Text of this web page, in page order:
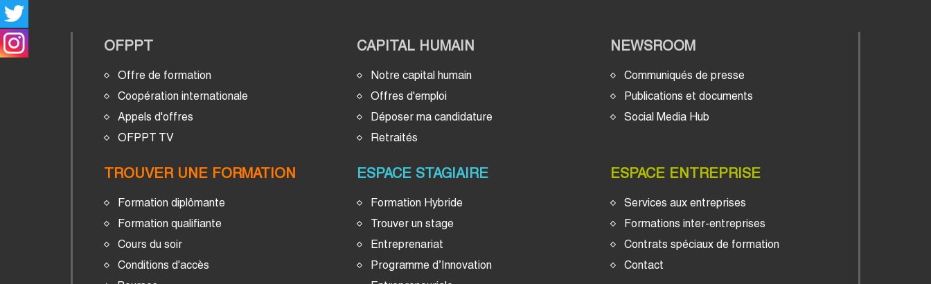
OFPPT
Offre de formation
Coopération internationale
Appels d'offres
OFPPT TV
CAPITAL HUMAIN
Notre capital humain
Offres d'emploi
Déposer ma candidature
Retraités
NEWSROOM
Communiqués de presse
Publications et documents
Social Media Hub
TROUVER UNE FORMATION
Formation diplômante
Formation qualifiante
Cours du soir
Conditions d'accès
ESPACE STAGIAIRE
Formation Hybride
Trouver un stage
Entreprenariat
Programme d’Innovation
ESPACE ENTREPRISE
Services aux entreprises
Formations inter-entreprises
Contrats spéciaux de formation
Contact